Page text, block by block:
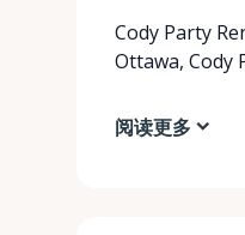
Cody Party
Ottawa, Cody
阅读更多